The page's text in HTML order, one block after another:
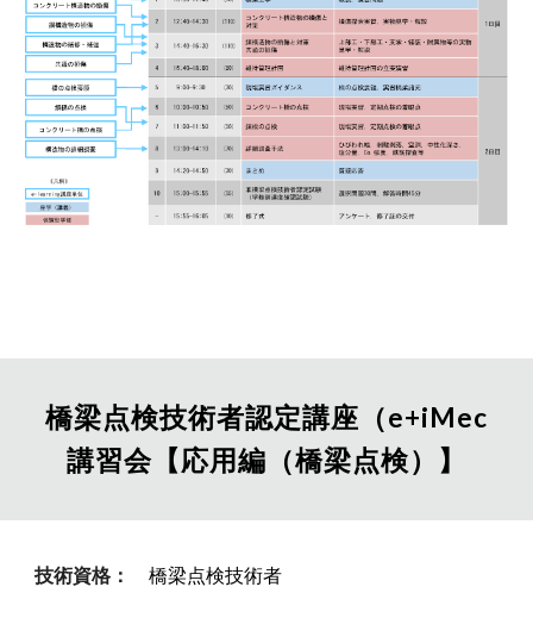
橋梁点検技術者認定講座（e+iMec
講習会【応用編（橋梁点検）】
技術資格：橋梁点検技術者